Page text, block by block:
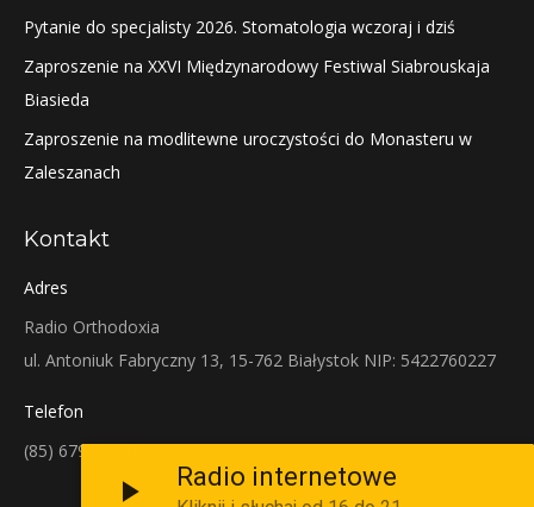
Pytanie do specjalisty 2026. Stomatologia wczoraj i dziś
Zaproszenie na XXVI Międzynarodowy Festiwal Siabrouskaja
Biasieda
Zaproszenie na modlitewne uroczystości do Monasteru w
Zaleszanach
Kontakt
Adres
Radio Orthodoxia
ul. Antoniuk Fabryczny 13, 15-762 Białystok NIP: 5422760227
Telefon
(85) 679-38-38
Radio internetowe